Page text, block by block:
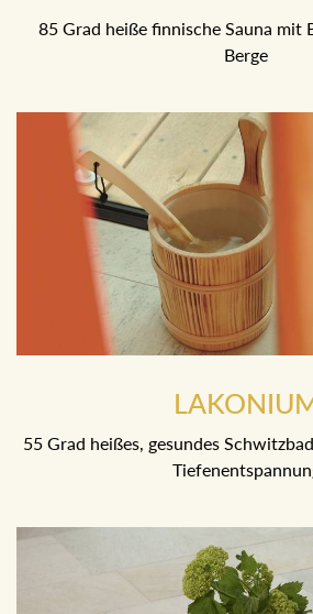
85 Grad heiße finnische Sauna mit
Berge
55 Grad heißes, gesundes